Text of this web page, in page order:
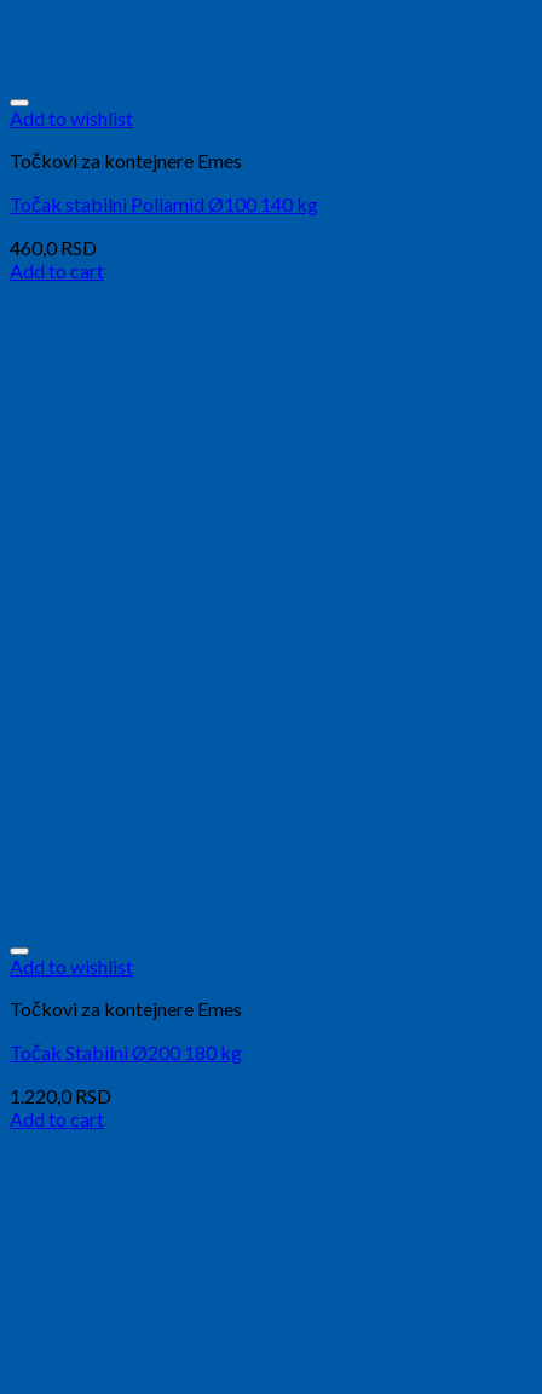
Add to wishlist
Točkovi za kontejnere Emes
Točak stabilni Poliamid Ø100 140 kg
460,0 RSD
Add to cart
Add to wishlist
Točkovi za kontejnere Emes
Točak Stabilni Ø200 180 kg
1.220,0 RSD
Add to cart